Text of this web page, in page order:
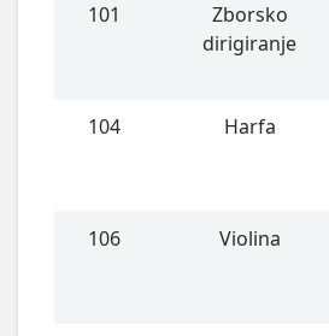
101
Zborsko
dirigiranje
104 Harfa
106 Violina